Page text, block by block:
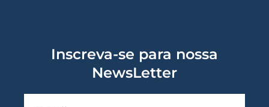
Inscreva-se para nossa
NewsLetter